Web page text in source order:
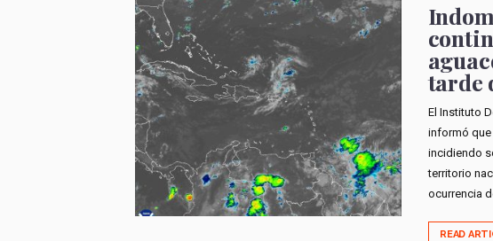
tarde
El Instituto
informó que
incidiendo
territorio
ocurrencia
READ